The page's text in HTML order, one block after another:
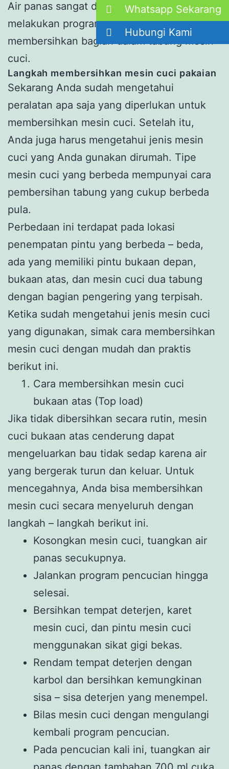
Air panas sangat dibutuhkan saat
melakukan program pencucian untuk
membersihkan bagian dalam tabung mesin
cuci.
Langkah membersihkan mesin cuci pakaian
Sekarang Anda sudah mengetahui
peralatan apa saja yang diperlukan untuk
membersihkan mesin cuci. Setelah itu,
Anda juga harus mengetahui jenis mesin
cuci yang Anda gunakan dirumah. Tipe
mesin cuci yang berbeda mempunyai cara
pembersihan tabung yang cukup berbeda
pula.
Perbedaan ini terdapat pada lokasi
penempatan pintu yang berbeda – beda,
ada yang memiliki pintu bukaan depan,
bukaan atas, dan mesin cuci dua tabung
dengan bagian pengering yang terpisah.
Ketika sudah mengetahui jenis mesin cuci
yang digunakan, simak cara membersihkan
mesin cuci dengan mudah dan praktis
berikut ini.
Cara membersihkan mesin cuci
bukaan atas (Top load)
Jika tidak dibersihkan secara rutin, mesin
cuci bukaan atas cenderung dapat
mengeluarkan bau tidak sedap karena air
yang bergerak turun dan keluar. Untuk
mencegahnya, Anda bisa membersihkan
mesin cuci secara menyeluruh dengan
langkah – langkah berikut ini.
Kosongkan mesin cuci, tuangkan air
panas secukupnya.
Jalankan program pencucian hingga
selesai.
Bersihkan tempat deterjen, karet
mesin cuci, dan pintu mesin cuci
menggunakan sikat gigi bekas.
Rendam tempat deterjen dengan
karbol dan bersihkan kemungkinan
sisa – sisa deterjen yang menempel.
Bilas mesin cuci dengan mengulangi
kembali program pencucian.
Pada pencucian kali ini, tuangkan air
Whatsapp Sekarang
Hubungi Kami